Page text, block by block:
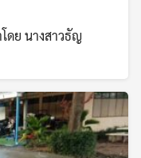
ดย นางสาวธัญ